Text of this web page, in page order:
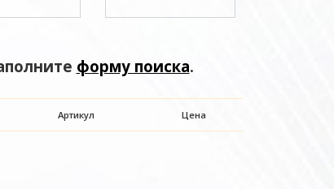
форму поиска.
Артикул Цена